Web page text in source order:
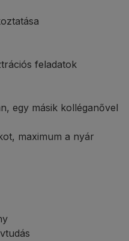
feladatok
egy másik kolléganővel
maximum a nyár